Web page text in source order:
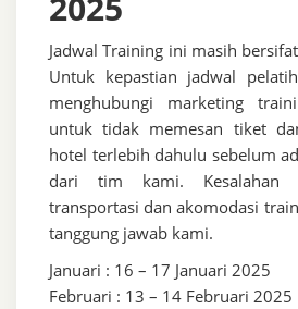
Jadwal Training ini masih bersifat
Untuk kepastian jadwal
menghubungi marketing
untuk tidak memesan tiket
hotel terlebih dahulu sebelum
dari tim kami. Kesalahan
transportasi dan akomodasi
tanggung jawab kami.
Januari : 16 – 17 Januari 2025
Februari : 13 – 14 Februari 2025